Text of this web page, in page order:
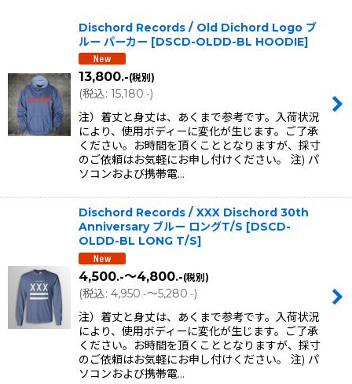
並び順:
絞り込む
Dischord Records / Old Dichord Logo ブ
ルー パーカー [DSCD-OLDD-BL HOODIE]
13,800.-(税別)
(税込: 15,180.-)
注）着丈と身丈は、あくまで参考です。入荷状況
により、使用ボディーに変化が生じます。ご了承
ください。お時間を頂くこととなりますが、採寸
のご依頼はお気軽にお申し付けください。 注) パ
ソコンおよび携帯電…
Dischord Records / XXX Dischord 30th
Anniversary ブルー ロングT/S [DSCD-
OLDD-BL LONG T/S]
4,500.-～4,800.-(税別)
(税込: 4,950 .-～5,280 .-)
注）着丈と身丈は、あくまで参考です。入荷状況
により、使用ボディーに変化が生じます。ご了承
ください。お時間を頂くこととなりますが、採寸
のご依頼はお気軽にお申し付けください。 注) パ
ソコンおよび携帯電…